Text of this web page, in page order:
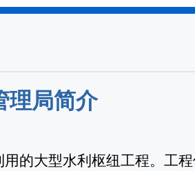
理局简介
的大型水利枢纽工程。工程